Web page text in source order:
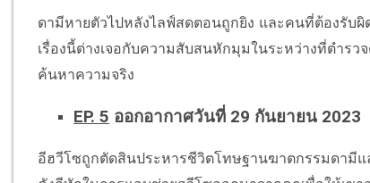
ดามีหายตัวไปหลังไลฟ์สดตอนถูกยิง และคนที่ต้องรับ
เรื่องนี้ต่างเจอกับความสับสนหักมุมในระหว่างที่ตำร
ค้นหาความจริง
EP. 5 ออกอากาศวันที่ 29 กันยายน 2023
อีฮวีโซถูกตัดสินประหารชีวิตโทษฐานฆาตกรรมดามี